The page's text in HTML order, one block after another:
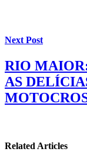
Next Post
RIO
AS
Related Articles